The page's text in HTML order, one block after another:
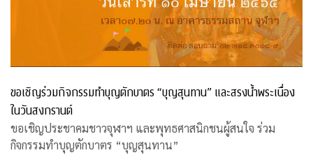
ขอเชิญร่วมกิจกรรมทำบุญตักบาตร “บุญสุนทาน” และสรงน้ำพระเนื่อง
ในวันสงกรานต์
ขอเชิญประชาคมชาวจุฬาฯ และพุทธศาสนิกชนผู้สนใจ ร่วม
กิจกรรมทำบุญตักบาตร “บุญสุนทาน”